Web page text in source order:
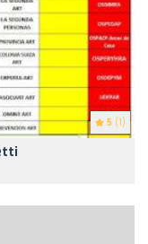
5 (1)